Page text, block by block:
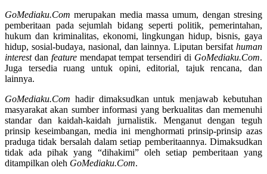
GoMediaku.Commerupakan media massa umum, dengan stresing
pemberitaan pada sejumlah bidang seperti politik, pemerintahan,
hukum dan kriminalitas, ekonomi, lingkungan hidup, bisnis, gaya
hidup, sosial-budaya, nasional, dan lainnya. Liputan bersifat human
interest dan featuremendapat tempat tersendiri di GoMediaku.Com.
Juga tersedia ruang untuk opini, editorial, tajuk rencana, dan
lainnya.
GoMediaku.Com hadir dimaksudkan untuk menjawab kebutuhan
masyarakat akan sumber informasi yang berkualitas dan memenuhi
standar dan kaidah-kaidah jurnalistik. Menganut dengan teguh
prinsip keseimbangan, media ini menghormati prinsip-prinsip azas
praduga tidak bersalah dalam setiap pemberitaannya. Dimaksudkan
tidak ada pihak yang “dihakimi” oleh setiap pemberitaan yang
ditampilkan oleh GoMediaku.Com.